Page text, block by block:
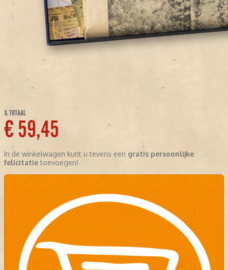
3. TOTAAL
€ 59,45
In de winkelwagen kunt u tevens een gratis persoonlijke
felicitatietoevoegen!